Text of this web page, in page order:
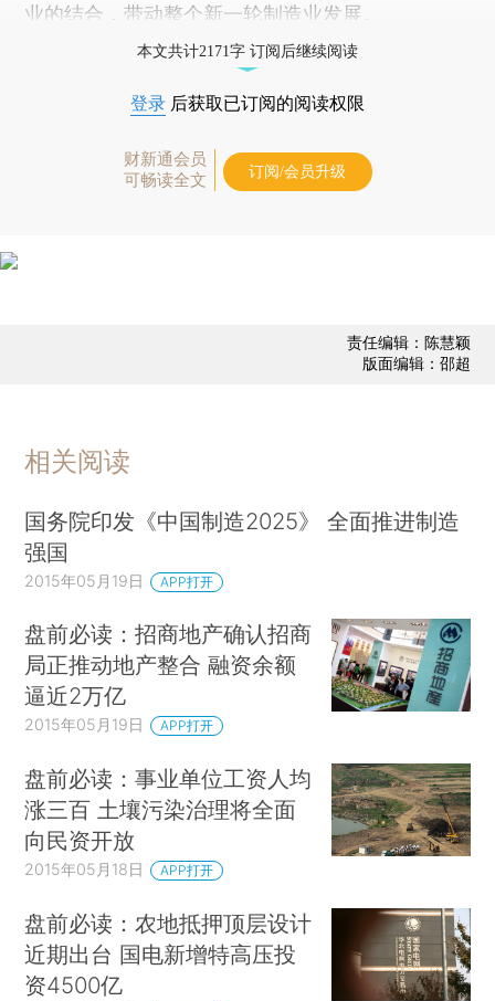
业的结合，带动整个新一轮制造业发展。
本文共计2171字 订阅后继续阅读
登录 后获取已订阅的阅读权限
财新通会员
可畅读全文
订阅/会员升级
责任编辑：陈慧颖
版面编辑：邵超
相关阅读
国务院印发《中国制造2025》 全面推进制造
强国
2015年05月19日 APP打开
盘前必读：招商地产确认招商
局正推动地产整合 融资余额
逼近2万亿
2015年05月19日 APP打开
盘前必读：事业单位工资人均
涨三百 土壤污染治理将全面
向民资开放
2015年05月18日 APP打开
盘前必读：农地抵押顶层设计
近期出台 国电新增特高压投
资4500亿